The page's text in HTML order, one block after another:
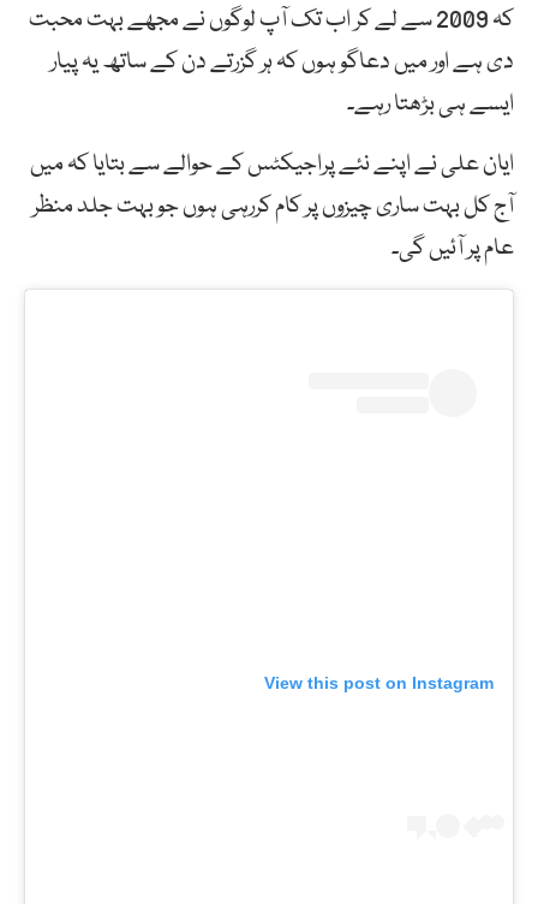
کہ 2009 سے لے کر اب تک آپ لوگوں نے مجھے بہت محبت
دی ہے اور میں دعاگو ہوں کہ ہر گزرتے دن کے ساتھ یہ پیار
ایسے ہی بڑھتا رہے۔
ایان علی نے اپنے نئے پراجیکٹس کے حوالے سے بتایا کہ میں
آج کل بہت ساری چیزوں پر کام کررہی ہوں جو بہت جلد منظر
عام پر آئیں گی۔
View this post on Instagram